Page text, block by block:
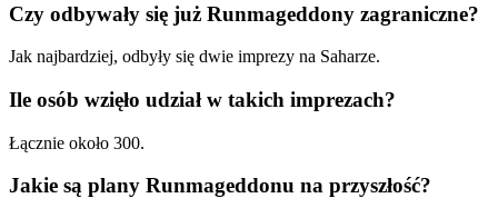
Czy odbywały się już Runmageddony zagraniczne?
Jak najbardziej, odbyły się dwie imprezy na Saharze.
Ile osób wzięło udział w takich imprezach?
Łącznie około 300.
Jakie są plany Runmageddonu na przyszłość?